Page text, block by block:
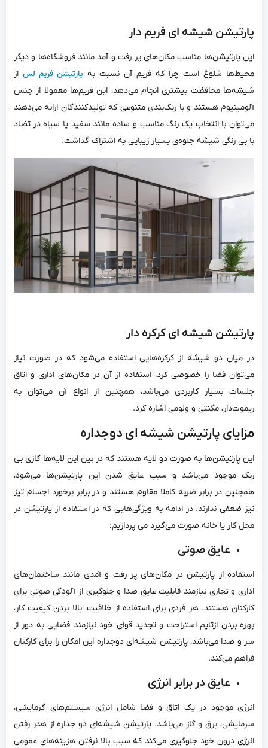
پارتیشن شیشه ای فریم دار
این پارتیشن‌‌ها مناسب مکان‌‌های پر رفت و آمد مانند فروشگاه‌‌ها و دیگر
محیط‌‌ها شلوغ است چرا که فریم آن نسبت به پارتیشن فریم لس از
شیشه‌‌ها محافظت بیشتری انجام می‌‌دهد، این فریم‌‌ها معمولا از جنس
آلومینیوم هستند و با رنگ‌‌بندی متنوعی که تولیدکنندگان ارائه می‌‌دهند
می‌‌توان با انتخاب یک رنگ مناسب و ساده مانند سفید یا سیاه در تضاد
با بی رنگی شیشه جلوه‌‌ی بسیار زیبایی به اشتراک گذاشت.
پارتیشن شیشه ای کرکره دار
در میان دو شیشه از کرکره‌‌هایی استفاده می‌‌شود که در صورت نیاز
می‌‌توان فضا را خصوصی کرد، استفاده از آن در مکان‌‌های اداری و اتاق
جلسات بسیار کاربردی می‌‌باشد، همچنین از انواع آن می‌‌توان به
ریموت‌‌دار، مگنتی و ولومی اشاره کرد.
مزایای پارتیشن شیشه ای دوجداره
این پارتیشن‌‌ها به صورت دو لایه هستند که در بین این لایه‌‌ها گازی بی
رنگ موجود می‌‌باشد و سبب عایق شدن این پارتیشن‌‌ها می‌‌شود،
همچنین در برابر ضربه کاملا مقاوم هستند و در برابر برخورد اجسام تیز
نیز ضعفی ندارند. در ادامه به ویژگی‌‌هایی که در استفاده از پارتیشن در
محل کار یا خانه صورت می‌گیرد می-پردازیم:
عایق صوتی
استفاده از پارتیشن‌‌ در مکان‌‌های پر رفت و آمدی مانند ساختمان‌‌های
اداری و تجاری نیازمند قابلیت عایق صدا و جلوگیری از آلودگی صوتی برای
کارکنان هستند. هر فردی برای استفاده از خلاقیت، بالا بردن کیفیت کار،
بهره بردن ازتایم استراحت و تجدید قوای خود نیازمند فضایی به دور از
سر و صدا می‌‌باشد، پارتیشن شیشه‌‌ای دوجداره این امکان را برای کارکنان
فراهم می‌‌کند.
عایق در برابر انرژی
انرژی موجود در یک اتاق و فضا شامل انرژی سیستم‌‌های گرمایشی،
سرمایشی، برق و گاز می‌‌باشد. پارتیشن شیشه‌‌ای دو جداره از هدر رفتن
انرژی درون خود جلوگیری می‌‌کند که سبب بالا نرفتن هزینه‌‌های عمومی